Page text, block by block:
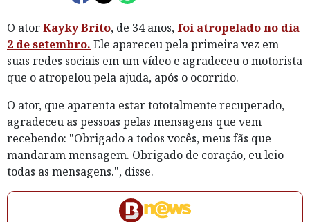
O atorKayky Brito, de 34 anos, foi atropelado no dia
2 de setembro. Ele apareceu pela primeira vez em
suas redes sociais em um vídeo e agradeceu o motorista
que o atropelou pela ajuda, após o ocorrido.
O ator, que aparenta estar tototalmente recuperado,
agradeceu as pessoas pelas mensagens que vem
recebendo: "Obrigado a todos vocês, meus fãs que
mandaram mensagem. Obrigado de coração, eu leio
todas as mensagens.", disse.